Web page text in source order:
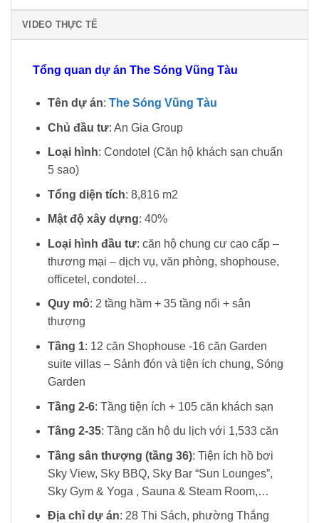
VIDEO THỰC TẾ
Tổng quan dự án The Sóng Vũng Tàu
Tên dự án: The Sóng Vũng Tàu
Chủ đầu tư: An Gia Group
Loại hình: Condotel (Căn hộ khách sạn chuẩn
5 sao)
Tổng diện tích: 8,816 m2
Mật độ xây dựng: 40%
Loại hình đầu tư: căn hộ chung cư cao cấp –
thương mại – dịch vụ, văn phòng, shophouse,
officetel, condotel…
Quy mô: 2 tầng hầm + 35 tầng nổi + sân
thượng
Tầng 1: 12 căn Shophouse -16 căn Garden
suite villas – Sảnh đón và tiện ích chung, Sóng
Garden
Tầng 2-6: Tầng tiện ích + 105 căn khách sạn
Tầng 2-35: Tầng căn hộ du lịch với 1,533 căn
Tầng sân thượng (tầng 36): Tiện ích hồ bơi
Sky View, Sky BBQ, Sky Bar “Sun Lounges”,
Sky Gym & Yoga , Sauna & Steam Room,…
Địa chỉ dự án: 28 Thi Sách, phường Thắng